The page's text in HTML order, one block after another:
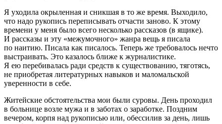
Я уходила окрыленная и сникшая в то же время. Выходило,
что надо рукопись переписывать отчасти заново. К этому
времени у меня было всего несколько рассказов (в ящике).
И рассказы и эту «межумочного» жанра вещь я писала
по наитию. Писала как писалось. Теперь же требовалось нечто
выстраивать. Это казалось ближе к журналистике.
Я ею перебивалась ради средств к существованию, тяготясь,
не приобретая литературных навыков и маломальской
уверенности в себе.
Житейские обстоятельства мои были суровы. День проходил
в больнице возле мужа и в заботах о заработке. Поздним
вечером, корпя над рукописью или, обессилив за день, лишь